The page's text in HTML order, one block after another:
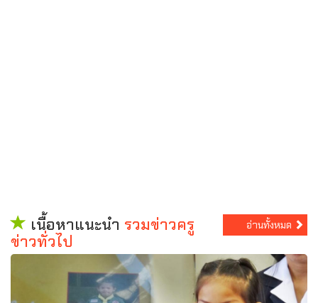
เนื้อหาแนะนำ รวมข่าวครู
ข่าวทั่วไป
อ่านทั้งหมด